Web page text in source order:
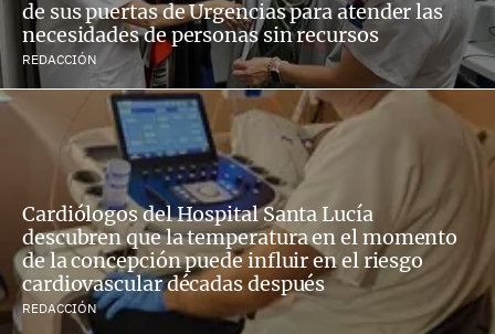
de sus puertas de Urgencias para atender las
necesidades de personas sin recursos
REDACCIÓN
Cardiólogos del Hospital Santa Lucía
descubren que la temperatura en el momento
de la concepción puede influir en el riesgo
cardiovascular décadas después
REDACCIÓN